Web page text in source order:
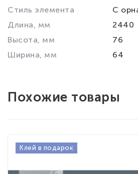
Стиль элемента
С
Длина, мм
2440
Высота, мм
76
Ширина, мм
64
Похожие товары
Клей в подарок